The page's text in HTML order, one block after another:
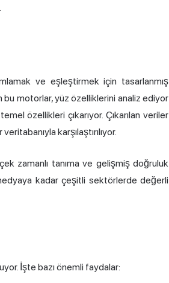
ve eşleştirmek için tasarlanmış
bu motorlar, yüz özelliklerini analiz ediyor
özellikleri çıkarıyor. Çıkarılan veriler
karşılaştırılıyor.
zamanlı tanıma ve gelişmiş doğruluk
kadar çeşitli sektörlerde değerli
İşte bazı önemli faydalar: